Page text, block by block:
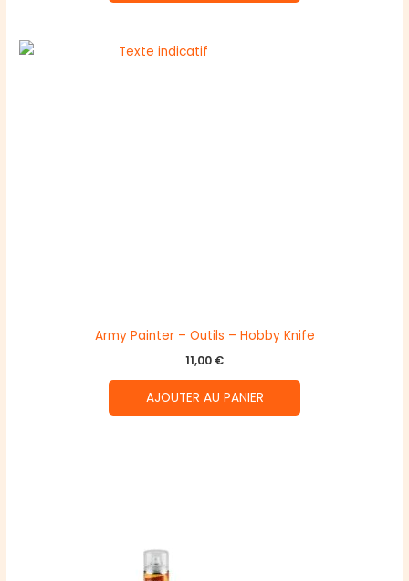
Army Painter – Outils – Hobby Knife
11,00 €
AJOUTER AU PANIER